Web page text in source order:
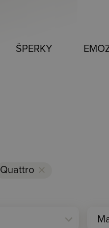
ŠPERKY
Quattro clear
expand_more